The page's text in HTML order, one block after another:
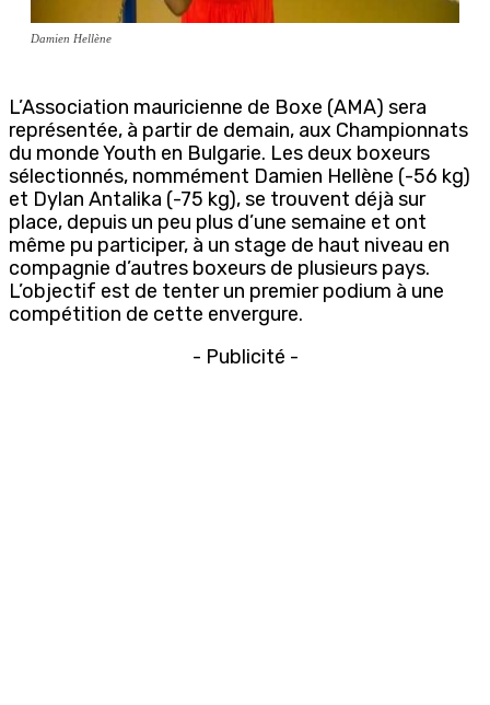
Damien Hellène
L’Association mauricienne de Boxe (AMA) sera
représentée, à partir de demain, aux Championnats
du monde Youth en Bulgarie. Les deux boxeurs
sélectionnés, nommément Damien Hellène (-56 kg)
et Dylan Antalika (-75 kg), se trouvent déjà sur
place, depuis un peu plus d’une semaine et ont
même pu participer, à un stage de haut niveau en
compagnie d’autres boxeurs de plusieurs pays.
L’objectif est de tenter un premier podium à une
compétition de cette envergure.
- Publicité -